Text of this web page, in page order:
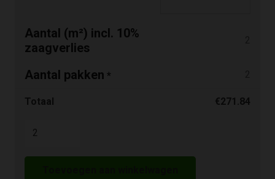
Aantal (m²) incl. 10%
zaagverlies
Aantal pakken *
Totaal €271.84
Floorlife
Lake